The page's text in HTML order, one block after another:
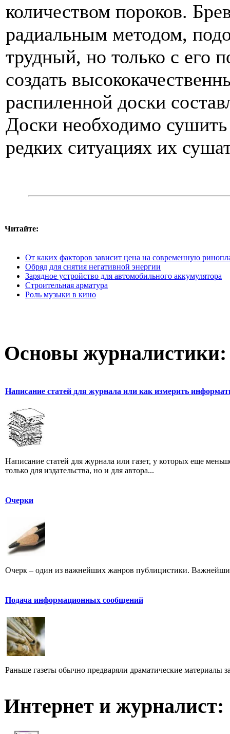
количеством пороков.
радиальным методом,
трудный, но только с его
создать
распиленной доски
Доски необходимо
редких ситуациях их
Читайте:
От каких факторов зависит цена на современную
Обряд для снятия негативной энергии
Зарядное устройство для автомобильного аккумулятора
Строительная арматура
Роль музыки в кино
Основы журналистики:
Написание статей для журнала или как измерить
Написание статей для журнала или газет, у которых еще
только для издательства, но и для автора...
Очерки
Очерк – один из важнейших жанров публицистики. Важнейших
Подача информационных сообщений
Раньше газеты обычно предваряли драматические материалы
Интернет и журналист: